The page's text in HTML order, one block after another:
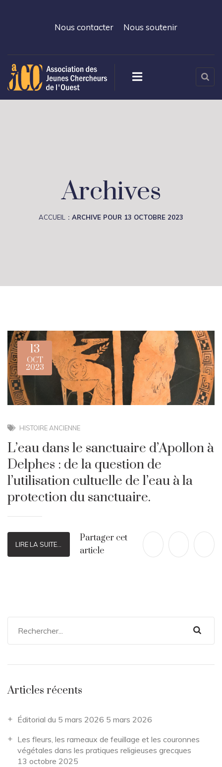
Nous contacter Nous soutenir
Archives
ACCUEIL ARCHIVE POUR 13 OCTOBRE 2023
13
OCT
2023
HISTOIRE ANCIENNE
L’eau dans le sanctuaire d’Apollon à
Delphes : de la question de
l’utilisation cultuelle de l’eau à la
protection du sanctuaire.
LIRE LA SUITE...
Partager cet
article
Articles récents
Éditorial du 5 mars 2026 5 mars 2026
Les fleurs, les rameaux de feuillage et les couronnes
végétales dans les pratiques religieuses grecques
13 octobre 2025